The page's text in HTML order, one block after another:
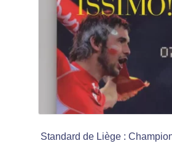
Standard de Liège :